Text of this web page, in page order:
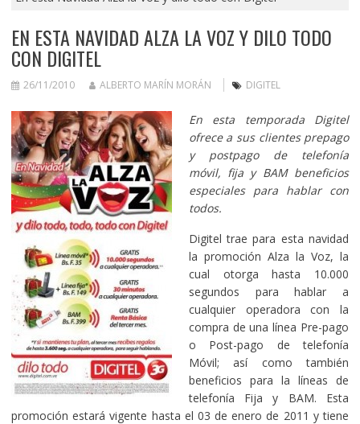
EN ESTA NAVIDAD ALZA LA VOZ Y DILO TODO
CON DIGITEL
26/11/2010 ALBERTO MARÍN MORÁN DIGITEL
En esta temporada Digitel
ofrece a sus clientes prepago
y postpago de telefonía
móvil, fija y BAM beneficios
especiales para hablar con
todos.
Digitel trae para esta navidad
la promoción Alza la Voz, la
cual otorga hasta 10.000
segundos para hablar a
cualquier operadora con la
compra de una línea Pre-pago
o Post-pago de telefonía
Móvil; así como también
beneficios para la líneas de
telefonía Fija y BAM. Esta
promoción estará vigente hasta el 03 de enero de 2011 y tiene